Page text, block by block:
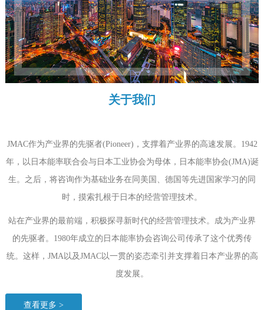
关于我们
JMAC作为产业界的先驱者(Pioneer)，支撑着产业界的高速发展。1942
年，以日本能率联合会与日本工业协会为母体，日本能率协会(JMA)诞
生。之后，将咨询作为基础业务在同美国、德国等先进国家学习的同
时，摸索扎根于日本的经营管理技术。
站在产业界的最前端，积极探寻新时代的经营管理技术。成为产业界
的先驱者。1980年成立的日本能率协会咨询公司传承了这个优秀传
统。这样，JMA以及JMAC以一贯的姿态牵引并支撑着日本产业界的高
度发展。
查看更多 >